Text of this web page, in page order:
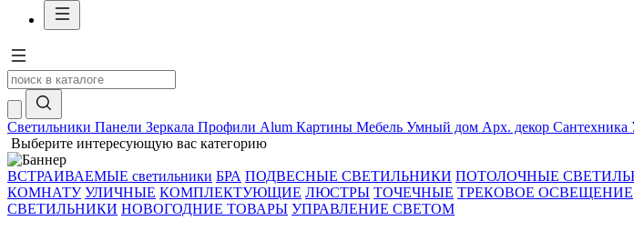
Светильники Панели Зеркала Профили Alum Картины Мебель Умный дом Арх. декор Сантехника
Выберите интересующую вас категорию
ВСТРАИВАЕМЫЕ светильники БРА ПОДВЕСНЫЕ СВЕТИЛЬНИКИ ПОТОЛОЧНЫЕ
КОМНАТУ УЛИЧНЫЕ КОМПЛЕКТУЮЩИЕ ЛЮСТРЫ ТОЧЕЧНЫЕ ТРЕКОВОЕ ОСВЕЩЕНИЕ
СВЕТИЛЬНИКИ НОВОГОДНИЕ ТОВАРЫ УПРАВЛЕНИЕ СВЕТОМ